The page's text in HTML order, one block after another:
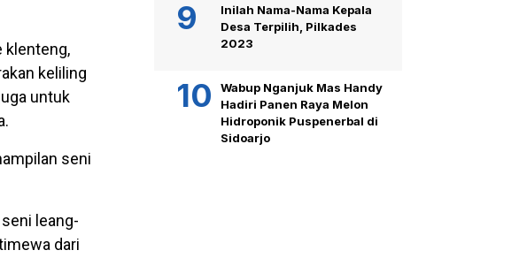
klenteng,
keliling
untuk
seni
leang-
dari
Inilah Nama-Nama Kepala
Desa Terpilih, Pilkades
2023
Wabup Nganjuk Mas Handy
Hadiri Panen Raya Melon
Hidroponik Puspenerbal di
Sidoarjo